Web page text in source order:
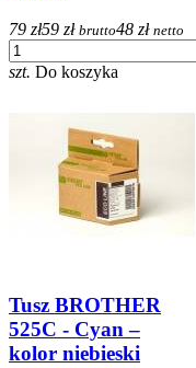
79 zł59 zł brutto48 zł netto
szt. Do koszyka
Tusz BROTHER
525C - Cyan –
kolor niebieski